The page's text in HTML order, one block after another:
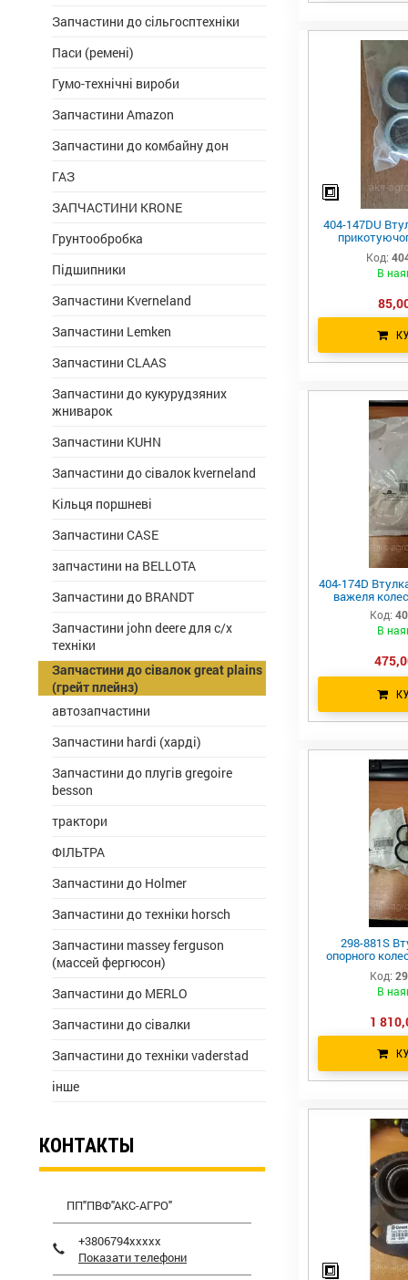
404-147DU
Код:
В
404-174D
важеля
Код:
В
298-881S
опорного
(2x816-Код:
В
1
Запчастини до сільгосптехніки
Паси (ремені)
Гумо-технічні вироби
Запчастини Amazon
Запчастини до комбайну дон
ГАЗ
ЗАПЧАСТИНИ KRONE
Грунтообробка
Підшипники
Запчастини Kverneland
Запчастини Lemken
Запчастини CLAAS
Запчастини до кукурудзяних
жниварок
Запчастини KUHN
Запчастини до сівалок kverneland
Кільця поршневі
Запчастини CASE
запчастини на BELLOTA
Запчастини до BRANDT
Запчастини john deere для с/х
техніки
Запчастини до сівалок great plains
(грейт плейнз)
автозапчастини
Запчастини hardi (харді)
Запчастини до плугів gregoire
besson
трактори
ФІЛЬТРА
Запчастини до Holmer
Запчастини до техніки horsch
Запчастини massey ferguson
(массей фергюсон)
Запчастини до MERLO
Запчастини до сівалки
Запчастини до техніки vaderstad
інше
КОНТАКТЫ
ПП"ПВФ"АКС-АГРО"
+3806794xxxxx
Показати телефони